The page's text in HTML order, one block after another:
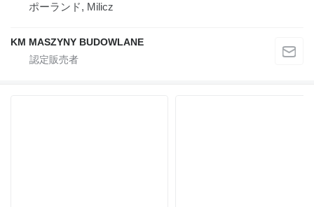
ポーランド, Milicz
KM MASZYNY BUDOWLANE